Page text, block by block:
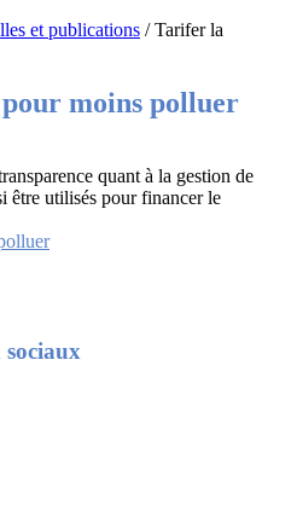
et publications /Tarifer la
moins polluer
quant à la gestion de
être utilisés pour financer le
sociaux